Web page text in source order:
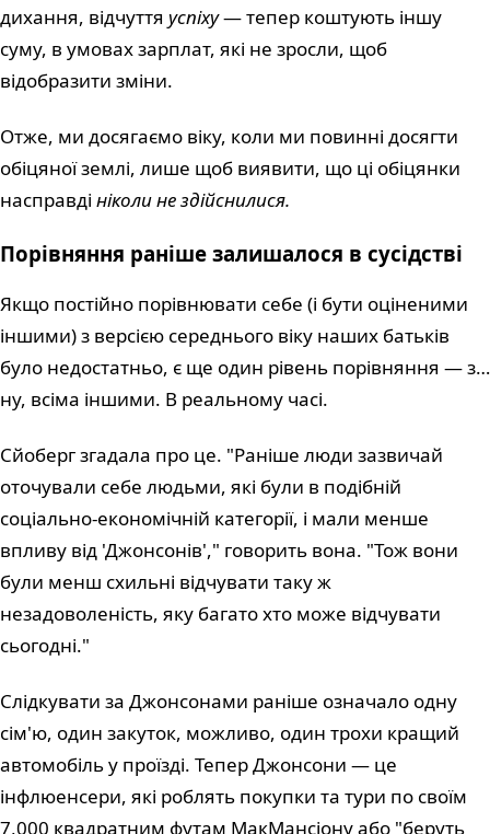
дихання, відчуття успіху— тепер коштують іншу
суму, в умовах зарплат, які не зросли, щоб
відобразити зміни.
Отже, ми досягаємо віку, коли ми повинні досягти
обіцяної землі, лише щоб виявити, що ці обіцянки
насправді ніколи не здійснилися.
Порівняння раніше залишалося в сусідстві
Якщо постійно порівнювати себе (і бути оціненими
іншими) з версією середнього віку наших батьків
було недостатньо, є ще один рівень порівняння — з…
ну, всіма іншими. В реальному часі.
Сйоберг згадала про це. "Раніше люди зазвичай
оточували себе людьми, які були в подібній
соціально-економічній категорії, і мали менше
впливу від 'Джонсонів'," говорить вона. "Тож вони
були менш схильні відчувати таку ж
незадоволеність, яку багато хто може відчувати
сьогодні."
Слідкувати за Джонсонами раніше означало одну
сім'ю, один закуток, можливо, один трохи кращий
автомобіль у проїзді. Тепер Джонсони — це
інфлюенсери, які роблять покупки та тури по своїм
7,000 квадратним футам МакМансіону або "беруть